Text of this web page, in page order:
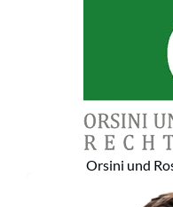
Orsini und